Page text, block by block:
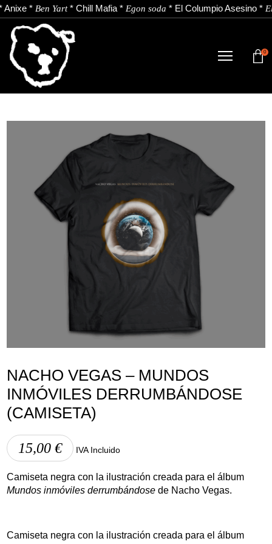
Anixe*Ben Yart*Chill Mafia*Egon soda*El Columpio Asesino*
TIENDA
NOTICIAS
CONTACTO
Youtube Spotify
0
NACHO VEGAS – MUNDOS
INMÓVILES DERRUMBÁNDOSE
(CAMISETA)
15,00€ IVA Incluido
Camiseta negra con la ilustración creada para el álbum
Mundos inmóviles derrumbándose de Nacho Vegas.
Camiseta negra con la ilustración creada para el álbum